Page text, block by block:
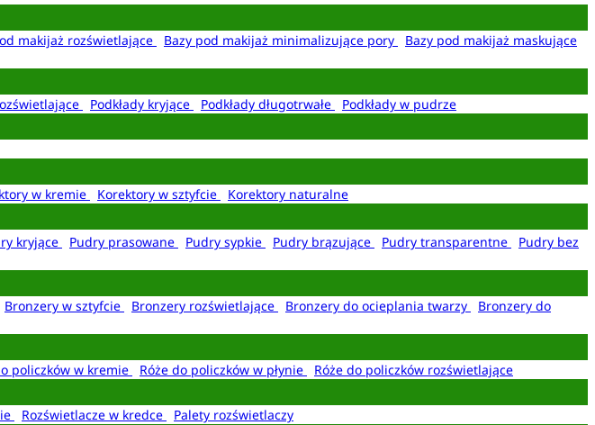
makijaż rozświetlające Bazy pod makijaż minimalizujące pory
Bazy pod makijaż maskujące
Podkłady kryjące Podkłady długotrwałe
Podkłady w pudrze
w kremie Korektory w sztyfcie
Korektory naturalne
kryjące Pudry prasowane Pudry sypkie Pudry brązujące Pudry transparentne
Pudry bez
Bronzery w sztyfcie Bronzery rozświetlające Bronzery do ocieplania twarzy
Bronzery do
policzków w kremie Róże do policzków w płynie
Róże do policzków rozświetlające
Rozświetlacze w kredce
Palety rozświetlaczy